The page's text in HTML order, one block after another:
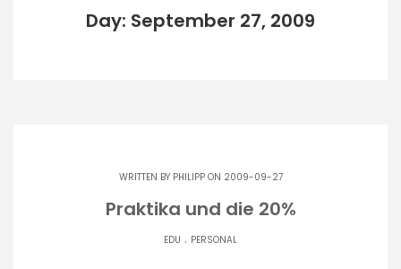
Day: September 27, 2009
WRITTEN BY PHILIPPON 2009-09-27
Praktika und die 20%
EDU . PERSONAL